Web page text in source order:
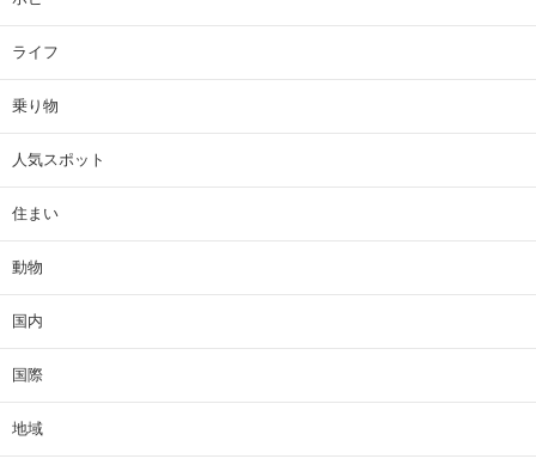
ライフ
乗り物
人気スポット
住まい
動物
国内
国際
地域